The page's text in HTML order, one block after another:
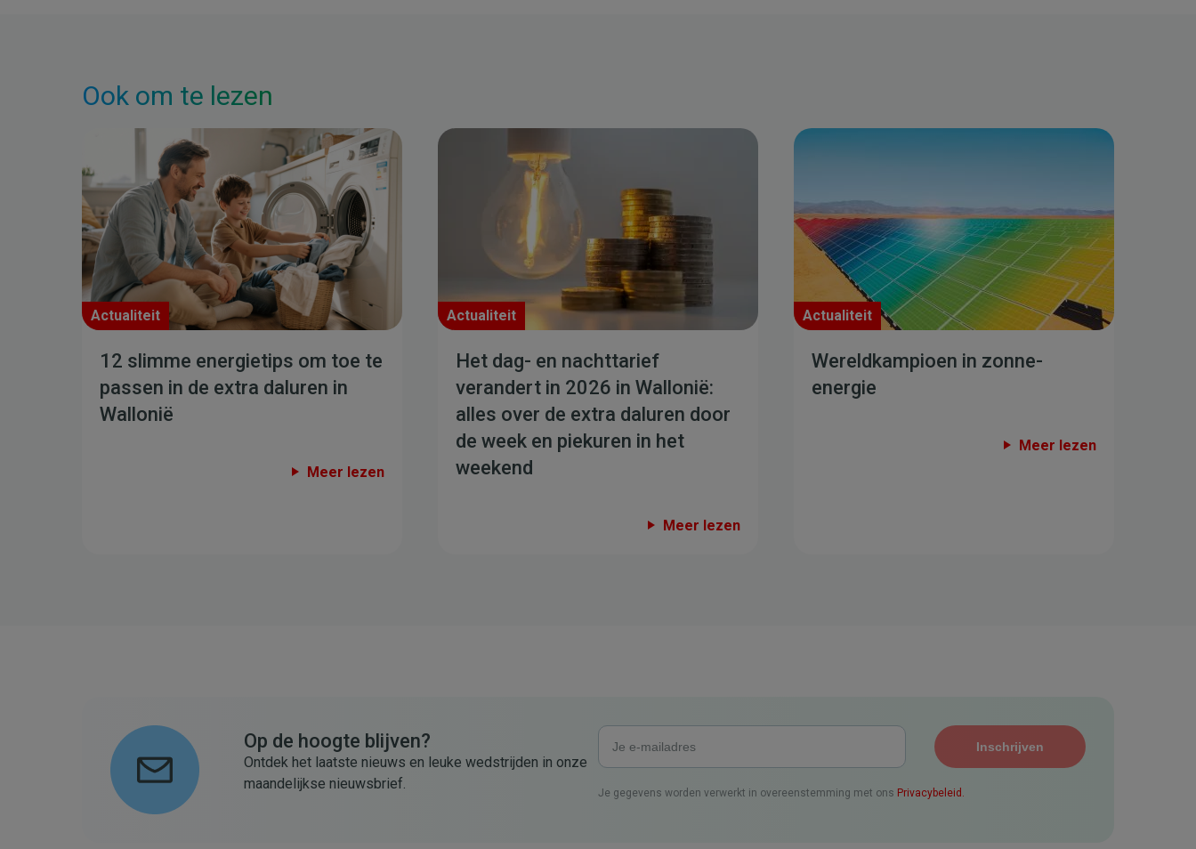
Ook om te lezen
Actualiteit
12 slimme energietips om toe te
passen in de extra daluren in
Wallonië
Meer lezen
Actualiteit
Het dag- en nachttarief
verandert in 2026 in Wallonië:
alles over de extra daluren door
de week en piekuren in het
weekend
Meer lezen
Actualiteit
Wereldkampioen in zonne-
energie
Meer lezen
Op de hoogte blijven?
Ontdek het laatste nieuws en leuke wedstrijden in onze
maandelijkse nieuwsbrief.
Je gegevens worden verwerkt in overeenstemming met ons Privacybeleid.